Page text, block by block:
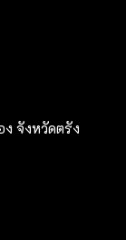
ง จังหวัดตรัง